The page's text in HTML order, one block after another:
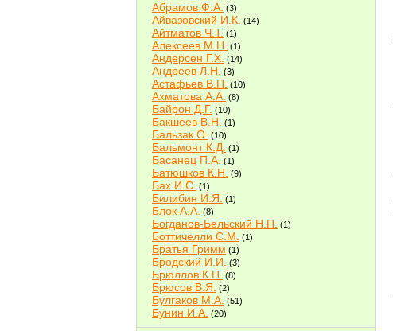
Абрамов Ф.А. (3)
Айвазовский И.К. (14)
Айтматов Ч.Т. (1)
Алексеев М.Н. (1)
Андерсен Г.Х. (14)
Андреев Л.Н. (3)
Астафьев В.П. (10)
Ахматова А.А. (8)
Байрон Д.Г. (10)
Бакшеев В.Н. (1)
Бальзак О. (10)
Бальмонт К.Д. (1)
Басанец П.А. (1)
Батюшков К.Н. (9)
Бах И.С. (1)
Билибин И.Я. (1)
Блок А.А. (8)
Богданов-Бельский Н.П. (1)
Боттичелли С.М. (1)
Братья Гримм (1)
Бродский И.И. (3)
Брюллов К.П. (8)
Брюсов В.Я. (2)
Булгаков М.А. (51)
Бунин И.А. (20)
Быков В.В.(2)